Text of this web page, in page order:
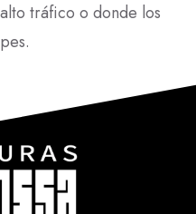
tráfico o donde los